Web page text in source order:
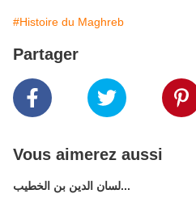
#Histoire du Maghreb
Partager
Vous aimerez aussi
لسان الدين بن الخطيب...